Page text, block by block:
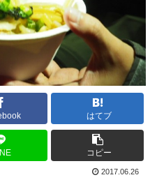
はてブ
コピー
2017.06.26